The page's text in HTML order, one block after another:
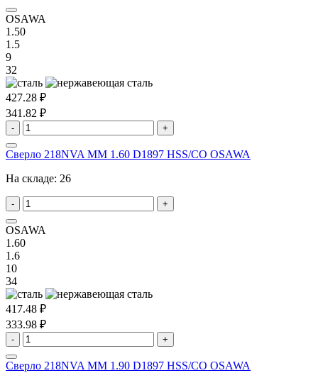
OSAWA
1.50
1.5
9
32
427.28 ₽
341.82 ₽
- +
Сверло 218NVA MM 1.60 D1897 HSS/CO OSAWA
На складе: 26
- +
OSAWA
1.60
1.6
10
34
417.48 ₽
333.98 ₽
- +
Сверло 218NVA MM 1.90 D1897 HSS/CO OSAWA